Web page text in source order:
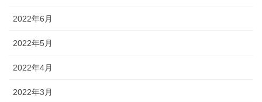
2022年6月
2022年5月
2022年4月
2022年3月